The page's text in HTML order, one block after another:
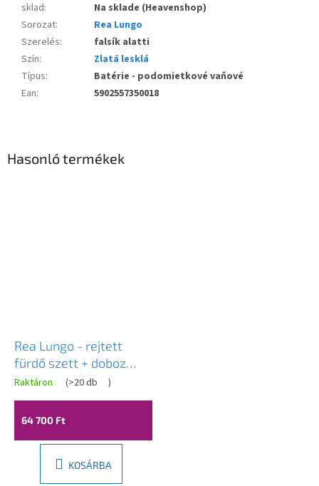
sklad:
Na sklade (Heavenshop)
Sorozat:
Rea Lungo
Szerelés:
falsík alatti
Szín:
Zlatá lesklá
Típus:
Batérie - podomietkové vaňové
Ean: 5902557350018
Hasonló termékek
Rea Lungo - rejtett
fürdő szett + doboz
P6300 - komplett
készlet, fekete, REA-
P6300
Raktáron (>20 db )
64 700 Ft
KOSÁRBA